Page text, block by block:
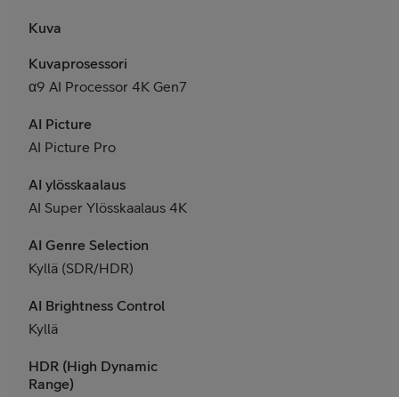
Kuva
Kuvaprosessori
α9 AI Processor 4K Gen7
AI Picture
AI Picture Pro
AI ylösskaalaus
AI Super Ylösskaalaus 4K
AI Genre Selection
Kyllä (SDR/HDR)
AI Brightness Control
Kyllä
HDR (High Dynamic
Range)